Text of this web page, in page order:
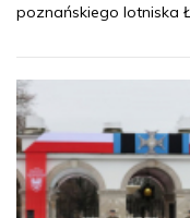
poznańskiego lotniska